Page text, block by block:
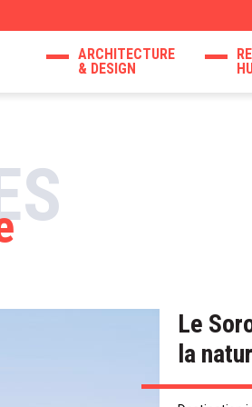
ARCHITECTURE
& DESIGN
Le
la